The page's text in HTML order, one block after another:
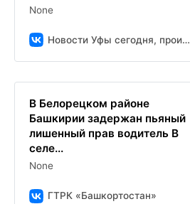
None
Новости Уфы сегодня, происшествия, ЧП и ДТП
В Белорецком районе
Башкирии задержан пьяный
лишенный прав водитель В
селе...
None
ГТРК «Башкортостан»